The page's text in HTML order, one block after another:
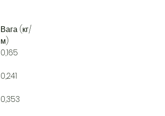
Вага (кг/
м)
0,165
0,241
0,353